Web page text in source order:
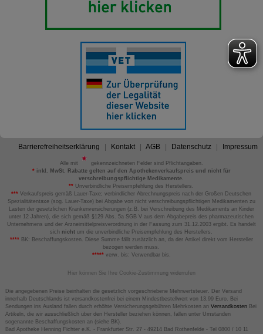
Barrierefreiheitserklärung Kontakt AGB Datenschutz Impressum
Alle mit
gekennzeichneten Felder sind Pflichtangaben.
*inkl. MwSt. Rabatte gelten auf den Apothekenverkaufspreis und nicht für
verschreibungspflichtige Medikamente.
** Unverbindliche Preisempfehlung des Herstellers.
*** Verkaufspreis gemäß Lauer-Taxe; verbindlicher Abrechnungspreis nach der Großen Deutschen
Spezialitätentaxe (sog. Lauer-Taxe) bei Abgabe von nicht verschreibungspflichtigen Medikamenten zu
Lasten der gesetzlichen Krankenversicherungen (z.B. bei Verschreibung des Medikaments an Kinder
unter 12 Jahren), die sich gemäß §129 Abs. 5a SGB V aus dem Abgabepreis des pharmazeutischen
Unternehmens und der Arzneimittelpreisverordnung in der Fassung zum 31.12.2003 ergibt. Es handelt
sich nicht um die unverbindliche Preisempfehlung des Herstellers.
****BK: Beschaffungskosten. Diese Summe fällt zusätzlich an, da der Artikel direkt vom Hersteller
bezogen werden muss.
*****verw. bis: Verwendbar bis.
Hier können Sie Ihre Cookie-Zustimmung widerrufen
Die angegebenen Preise beinhalten die gesetzlich vorgeschriebene Mehrwertsteuer. Der Versand
innerhalb Deutschlands ist versandkostenfrei bei einem Mindestbestellwert von 13,99 Euro. Bei
Sendungen ins Ausland fallen durch erhöhte Versicherungsgebühren Mehrkosten an VersandkostenBei
Artikeln, die wir ausschließlich über den Hersteller beziehen können, fallen unter Umständen
sogenannte Beschaffungskosten an (siehe BK).
Bad Apotheke Henning Fichter e.K. - Frankfurter Str. 27 - 49214 Bad Rothenfelde - Tel 0800 / 10 11